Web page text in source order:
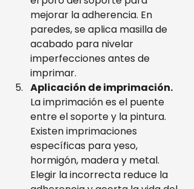
mejorar la adherencia. En
paredes, se aplica masilla de
acabado para nivelar
imperfecciones antes de
imprimar.
Aplicación de imprimación.
La imprimación es el puente
entre el soporte y la pintura.
Existen imprimaciones
específicas para yeso,
hormigón, madera y metal.
Elegir la incorrecta reduce la